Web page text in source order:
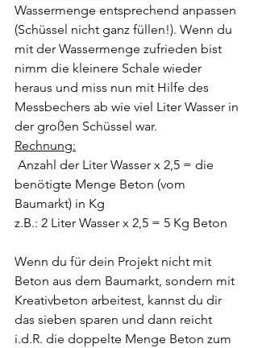
Wassermenge entsprechend anpassen
(Schüssel nicht ganz füllen!). Wenn du
mit der Wassermenge zufrieden bist
nimm die kleinere Schale wieder
heraus und miss nun mit Hilfe des
Messbechers ab wie viel Liter Wasser in
der großen Schüssel war.
Rechnung:
benötigte Menge Beton (vom
Baumarkt) in Kg
z.B.: 2 Liter Wasser x 2,5 = 5 Kg Beton
Wenn du für dein Projekt nicht mit
Beton aus dem Baumarkt, sondern mit
Kreativbeton arbeitest, kannst du dir
das sieben sparen und dann reicht
i.d.R. die doppelte Menge Beton zum